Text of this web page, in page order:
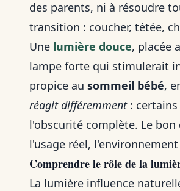
des parents, ni à résoudre
transition : coucher, tétée,
Une lumière douce, placée
lampe forte qui stimulerait
propice au sommeil bébé,
réagit différemment: certains
l'obscurité complète. Le
l'usage réel,
Comprendre le rôle de la
La lumière influence